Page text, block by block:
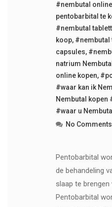
#nembutal
pentobarbital te
#nembutal
koop, #nembutal
capsules,
natrium Nembutal
online kopen,
#waar kan ik
Nembutal kopen
#waar u
No Comments
Pentobarbital
de behandeling
slaap te
Pentobarbital